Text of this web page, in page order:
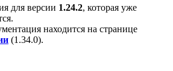
для версии 1.24.2, которая уже
находится на странице
(1.34.0).